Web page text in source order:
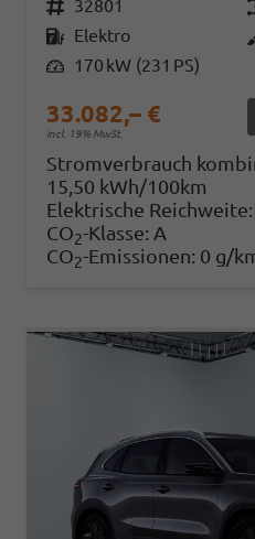
Fahrzeugnr. 32801
Kraftstoff Elektro
Leistung 170 kW (231 PS)
33.082,– €
incl. 19% MwSt.
Stromverbrauch
15,50 kWh/100km
Elektrische Reichweite:
CO2-Klasse: A
CO2-Emissionen: 0 g/